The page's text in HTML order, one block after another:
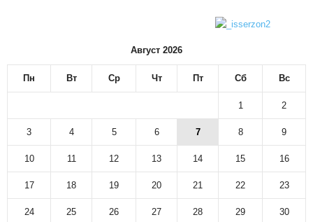
Август 2026
Пн Вт Ср Чт Пт Сб Вс
1 2
3 4 5 6 7 8 9
10 11 12 13 14 15 16
17 18 19 20 21 22 23
24 25 26 27 28 29 30